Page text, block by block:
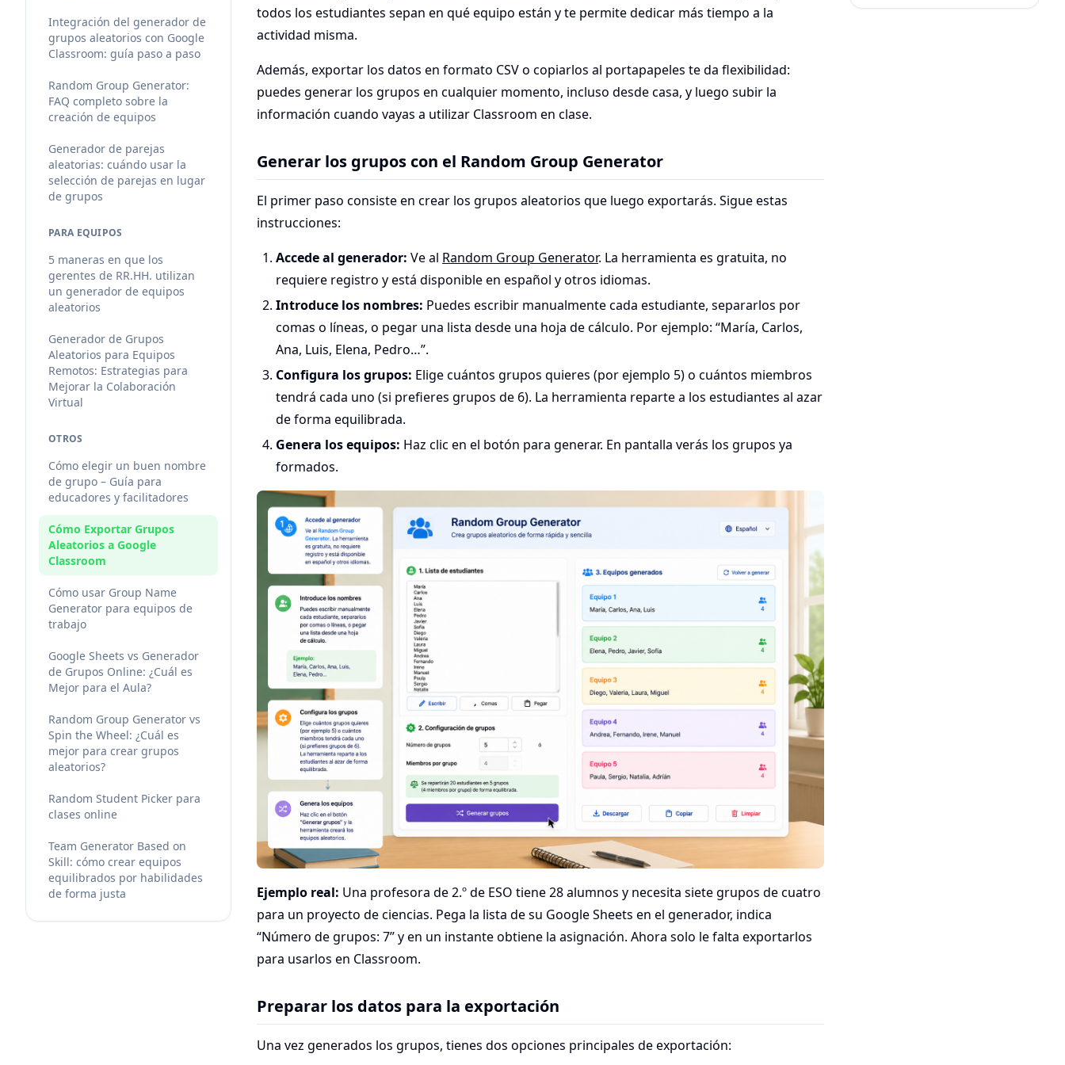
Integración del generador de
grupos aleatorios con Google
Classroom: guía paso a paso
Random Group Generator:
FAQ completo sobre la
creación de equipos
Generador de parejas
aleatorias: cuándo usar la
selección de parejas en lugar
de grupos
PARA EQUIPOS
5 maneras en que los
gerentes de RR.HH. utilizan
un generador de equipos
aleatorios
Generador de Grupos
Aleatorios para Equipos
Remotos: Estrategias para
Mejorar la Colaboración
Virtual
OTROS
Cómo elegir un buen nombre
de grupo – Guía para
educadores y facilitadores
Cómo Exportar Grupos
Aleatorios a Google
Classroom
Cómo usar Group Name
Generator para equipos de
trabajo
Google Sheets vs Generador
de Grupos Online: ¿Cuál es
Mejor para el Aula?
Random Group Generator vs
Spin the Wheel: ¿Cuál es
mejor para crear grupos
aleatorios?
Random Student Picker para
clases online
Team Generator Based on
Skill: cómo crear equipos
equilibrados por habilidades
de forma justa
todos los estudiantes sepan en qué equipo están y te permite dedicar más tiempo a la
actividad misma.
Además, exportar los datos en formato CSV o copiarlos al portapapeles te da flexibilidad:
puedes generar los grupos en cualquier momento, incluso desde casa, y luego subir la
información cuando vayas a utilizar Classroom en clase.
Generar los grupos con el Random Group Generator
El primer paso consiste en crear los grupos aleatorios que luego exportarás. Sigue estas
instrucciones:
Accede al generador: Ve al Random Group Generator. La herramienta es gratuita, no
requiere registro y está disponible en español y otros idiomas.
Introduce los nombres: Puedes escribir manualmente cada estudiante, separarlos por
comas o líneas, o pegar una lista desde una hoja de cálculo. Por ejemplo: “María, Carlos,
Ana, Luis, Elena, Pedro…”.
Configura los grupos: Elige cuántos grupos quieres (por ejemplo 5) o cuántos miembros
tendrá cada uno (si prefieres grupos de 6). La herramienta reparte a los estudiantes al azar
de forma equilibrada.
Genera los equipos: Haz clic en el botón para generar. En pantalla verás los grupos ya
formados.
Ejemplo real: Una profesora de 2.º de ESO tiene 28 alumnos y necesita siete grupos de cuatro
para un proyecto de ciencias. Pega la lista de su Google Sheets en el generador, indica
“Número de grupos: 7” y en un instante obtiene la asignación. Ahora solo le falta exportarlos
para usarlos en Classroom.
Preparar los datos para la exportación
Una vez generados los grupos, tienes dos opciones principales de exportación: